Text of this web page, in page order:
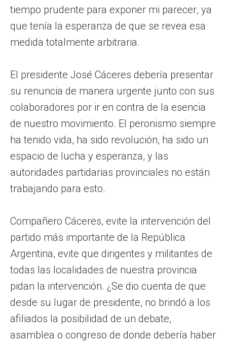
tiempo prudente para exponer mi parecer, ya
que tenía la esperanza de que se revea esa
medida totalmente arbitraria.
El presidente José Cáceres debería presentar
su renuncia de manera urgente junto con sus
colaboradores por ir en contra de la esencia
de nuestro movimiento. El peronismo siempre
ha tenido vida, ha sido revolución, ha sido un
espacio de lucha y esperanza, y las
autoridades partidarias provinciales no están
trabajando para esto.
Compañero Cáceres, evite la intervención del
partido más importante de la República
Argentina, evite que dirigentes y militantes de
todas las localidades de nuestra provincia
pidan la intervención. ¿Se dio cuenta de que
desde su lugar de presidente, no brindó a los
afiliados la posibilidad de un debate,
asamblea o congreso de donde debería haber